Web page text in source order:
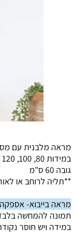
מראה מלבנית עם
במידות 80, 100, 120 ,140 ס"מ
גובה 60 ס"מ
**תליה לרוחב או
מראה בייבוא-
תמונה להמחשה
במידה ויש חוסר